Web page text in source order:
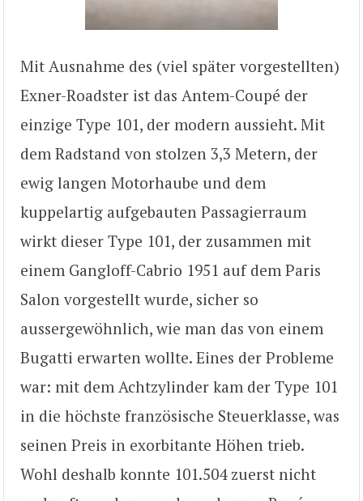
Mit Ausnahme des (viel später vorgestellten)
Exner-Roadster ist das Antem-Coupé der
einzige Type 101, der modern aussieht. Mit
dem Radstand von stolzen 3,3 Metern, der
ewig langen Motorhaube und dem
kuppelartig aufgebauten Passagierraum
wirkt dieser Type 101, der zusammen mit
einem Gangloff-Cabrio 1951 auf dem Paris
Salon vorgestellt wurde, sicher so
aussergewöhnlich, wie man das von einem
Bugatti erwarten wollte. Eines der Probleme
war: mit dem Achtzylinder kam der Type 101
in die höchste französische Steuerklasse, was
seinen Preis in exorbitante Höhen trieb.
Wohl deshalb konnte 101.504 zuerst nicht